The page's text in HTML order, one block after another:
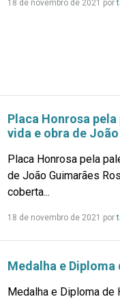
18 de novembro de 2021 por
Placa Honrosa
vida e obra de
Placa Honrosa pela
de João Guimarães
coberta...
18 de novembro de 2021 por
Medalha e Diploma
Medalha e Diploma de